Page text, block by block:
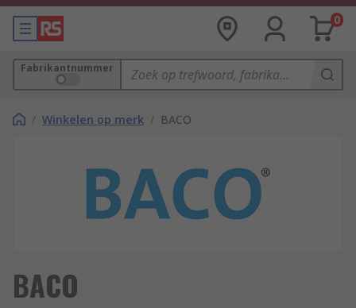
0
Fabrikantnummer
/ Winkelen op merk / BACO
BACO